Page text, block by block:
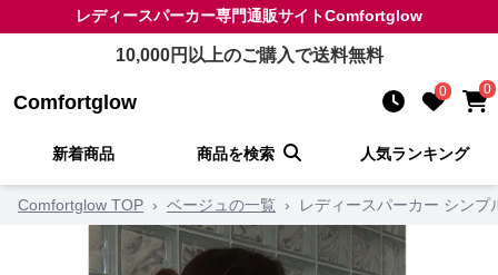
レディースパーカー専門通販サイトComfortglow
10,000円以上のご購入で送料無料
Comfortglow 0 0
新着商品 商品を検索 人気ランキング
Comfortglow TOP › ベージュの一覧 › レディースパーカー シン